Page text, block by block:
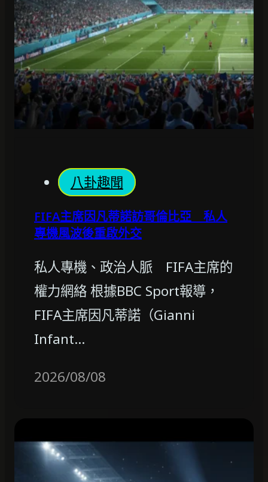
八卦趣聞
FIFA主席因凡蒂諾訪哥倫比亞 私人
專機風波後重啟外交
私人專機、政治人脈 FIFA主席的
權力網絡 根據BBC Sport報導，
FIFA主席因凡蒂諾（Gianni
Infant…
2026/08/08